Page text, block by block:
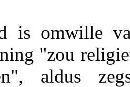
is omwille
"zou
aldus